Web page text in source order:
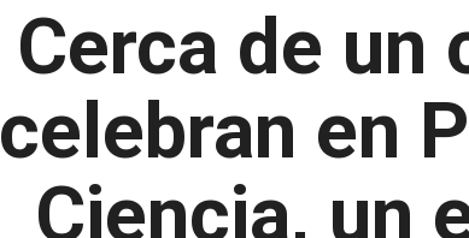
Cerca de un
celebran en
Ciencia, un